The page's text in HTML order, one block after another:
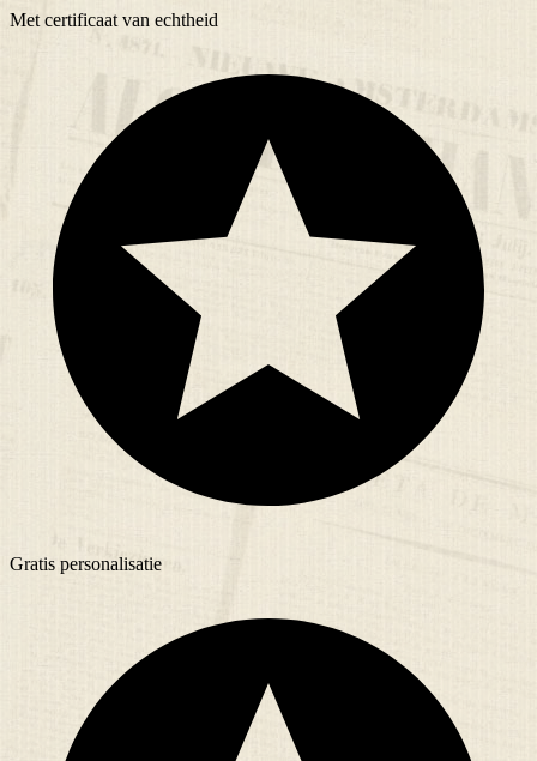
Met certificaat van echtheid
Gratis personalisatie